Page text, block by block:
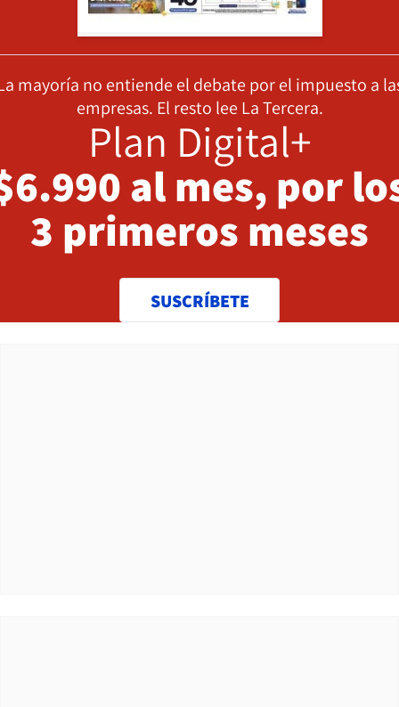
mayoría no entiende el debate por el impuesto a
empresas. El resto lee La Tercera.
Plan Digital+
al mes, por
3 primeros meses
SUSCRÍBETE